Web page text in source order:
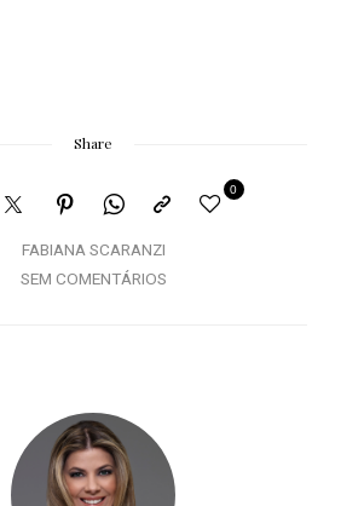
Share
FABIANA SCARANZI
0
SEM COMENTÁRIOS